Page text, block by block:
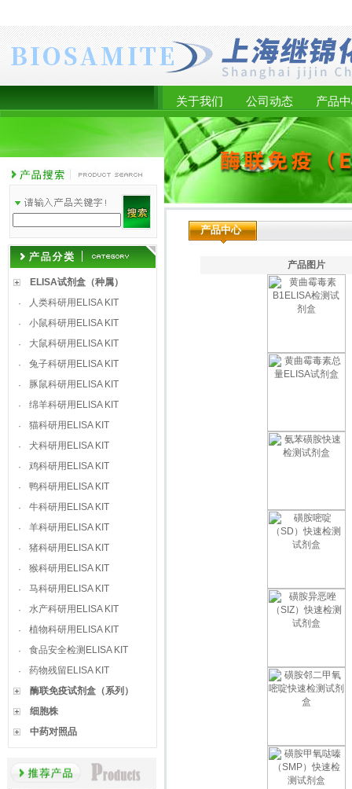
关于我们 公司动态 产品
ELISA试剂盒（种属）
·
人类科研用ELISA KIT
·
小鼠科研用ELISA KIT
·
大鼠科研用ELISA KIT
·
兔子科研用ELISA KIT
·
豚鼠科研用ELISA KIT
·
绵羊科研用ELISA KIT
·
猫科研用ELISA KIT
·
犬科研用ELISA KIT
·
鸡科研用ELISA KIT
·
鸭科研用ELISA KIT
·
牛科研用ELISA KIT
·
羊科研用ELISA KIT
·
猪科研用ELISA KIT
·
猴科研用ELISA KIT
·
马科研用ELISA KIT
·
水产科研用ELISA KIT
·
植物科研用ELISA KIT
·
食品安全检测ELISA KIT
·
药物残留ELISA KIT
酶联免疫试剂盒（系列）
细胞株
中药对照品
产品中心
产品图片